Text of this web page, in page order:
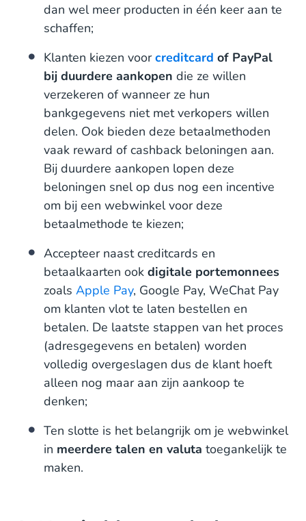
dan wel meer producten in één keer aan te
schaffen;
Klanten kiezen voorcreditcard of PayPal
bij duurdere aankopen die ze willen
verzekeren of wanneer ze hun
bankgegevens niet met verkopers willen
delen. Ook bieden deze betaalmethoden
vaak reward of cashback beloningen aan.
Bij duurdere aankopen lopen deze
beloningen snel op dus nog een incentive
om bij een webwinkel voor deze
betaalmethode te kiezen;
Accepteer naast creditcards en
betaalkaarten ook digitale portemonnees
zoals Apple Pay, Google Pay, WeChat Pay
om klanten vlot te laten bestellen en
betalen. De laatste stappen van het proces
(adresgegevens en betalen) worden
volledig overgeslagen dus de klant hoeft
alleen nog maar aan zijn aankoop te
denken;
Ten slotte is het belangrijk om je webwinkel
in meerdere talen en valuta toegankelijk te
maken.